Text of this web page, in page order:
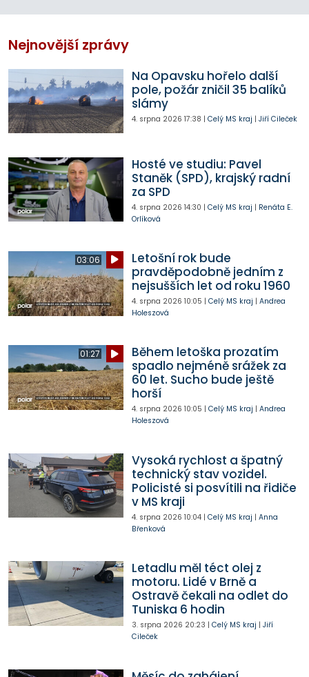
Nejnovější zprávy
Na Opavsku hořelo další
pole, požár zničil 35 balíků
slámy
4. srpna 2026 17:38 | Celý MS kraj | Jiří Cileček
Hosté ve studiu: Pavel
Staněk (SPD), krajský radní
za SPD
4. srpna 2026 14:30 | Celý MS kraj | Renáta E.
Orlíková
03:06
Letošní rok bude
pravděpodobně jedním z
nejsušších let od roku 1960
4. srpna 2026 10:05 | Celý MS kraj | Andrea
Holeszová
01:27
Během letoška prozatím
spadlo nejméně srážek za
60 let. Sucho bude ještě
horší
4. srpna 2026 10:05 | Celý MS kraj | Andrea
Holeszová
Vysoká rychlost a špatný
technický stav vozidel.
Policisté si posvítili na řidiče
v MS kraji
4. srpna 2026 10:04| Celý MS kraj | Anna
Břenková
Letadlu měl téct olej z
motoru. Lidé v Brně a
Ostravě čekali na odlet do
Tuniska 6 hodin
3. srpna 2026 20:23 | Celý MS kraj | Jiří
Cileček